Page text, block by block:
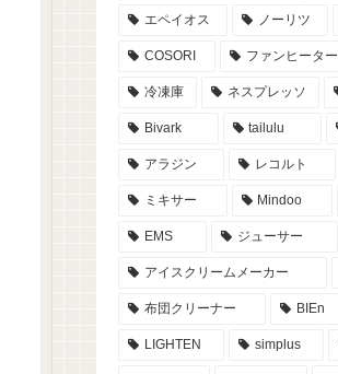
エペイオス ノーリツ
COSORI ファンヒーター
冷凍庫 ネスプレッソ
Bivark tailulu
アラジン レコルト
ミキサー Mindoo
EMS ジューサー
アイスクリームメーカー
布団クリーナー BIEn
LIGHTEN simplus